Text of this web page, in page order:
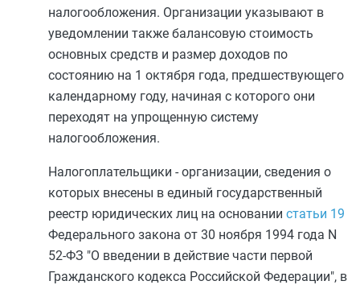
налогообложения. Организации указывают в
уведомлении также балансовую стоимость
основных средств и размер доходов по
состоянию на 1 октября года, предшествующего
календарному году, начиная с которого они
переходят на упрощенную систему
налогообложения.
Налогоплательщики - организации, сведения о
которых внесены в единый государственный
реестр юридических лиц на основании статьи 19
Федерального закона от 30 ноября 1994 года N
52-ФЗ "О введении в действие части первой
Гражданского кодекса Российской Федерации", в